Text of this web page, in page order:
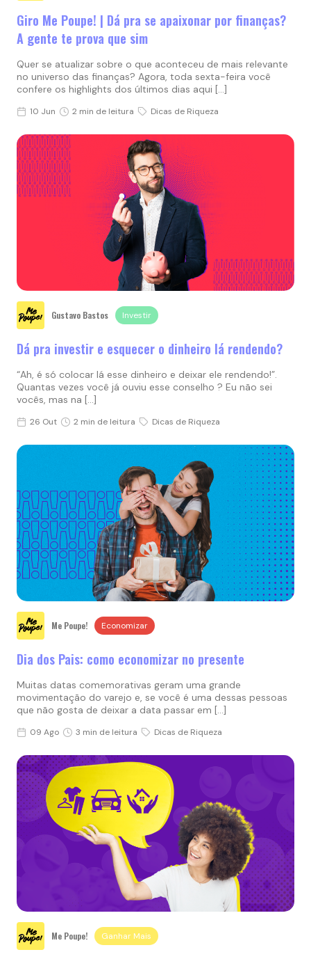
Giro Me Poupe! | Dá pra se apaixonar por finanças?
A gente te prova que sim
Quer se atualizar sobre o que aconteceu de mais relevante
no universo das finanças? Agora, toda sexta-feira você
confere os highlights dos últimos dias aqui […]
10 Jun 2 min de leitura Dicas de Riqueza
Gustavo Bastos Investir
Dá pra investir e esquecer o dinheiro lá rendendo?
“Ah, é só colocar lá esse dinheiro e deixar ele rendendo!”.
Quantas vezes você já ouviu esse conselho ? Eu não sei
vocês, mas na […]
26 Out 2 min de leitura Dicas de Riqueza
Me Poupe! Economizar
Dia dos Pais: como economizar no presente
Muitas datas comemorativas geram uma grande
movimentação do varejo e, se você é uma dessas pessoas
que não gosta de deixar a data passar em […]
09 Ago 3 min de leitura Dicas de Riqueza
Me Poupe! Ganhar Mais